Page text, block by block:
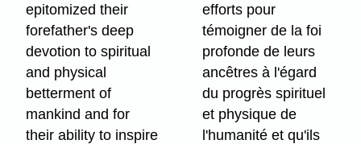
epitomized their
forefather's deep
devotion to spiritual
and physical
betterment of
mankind and for
their ability to inspire
efforts pour
témoigner de la foi
profonde de leurs
ancêtres à l'égard
du progrès spirituel
et physique de
l'humanité et qu'ils